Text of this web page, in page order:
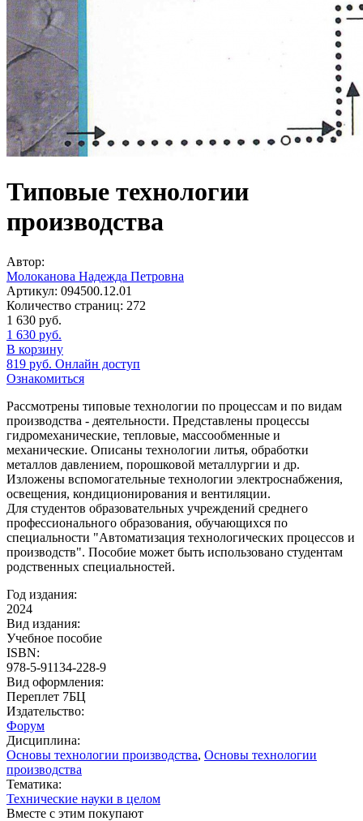
Типовые технологии
производства
Автор:
Молоканова Надежда Петровна
Артикул: 094500.12.01
Количество страниц: 272
1 630 руб.
1 630 руб.
В корзину
819 руб. Онлайн доступ
Ознакомиться
Рассмотрены типовые технологии по процессам и по видам
производства - деятельности. Представлены процессы
гидромеханические, тепловые, массообменные и
механические. Описаны технологии литья, обработки
металлов давлением, порошковой металлургии и др.
Изложены вспомогательные технологии электроснабжения,
освещения, кондиционирования и вентиляции.
Для студентов образовательных учреждений среднего
профессионального образования, обучающихся по
специальности "Автоматизация технологических процессов и
производств". Пособие может быть использовано студентам
родственных специальностей.
Год издания:
2024
Вид издания:
Учебное пособие
ISBN:
978-5-91134-228-9
Вид оформления:
Переплет 7БЦ
Издательство:
Форум
Дисциплина:
Основы технологии производства, Основы технологии
производства
Тематика:
Технические науки в целом
Вместе с этим покупают